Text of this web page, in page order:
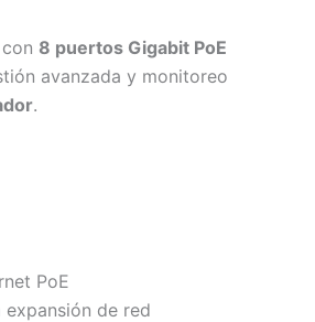
8 puertos Gigabit PoE
avanzada y monitoreo
.
PoE
expansión de red